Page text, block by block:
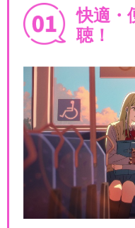
快適・
聴！